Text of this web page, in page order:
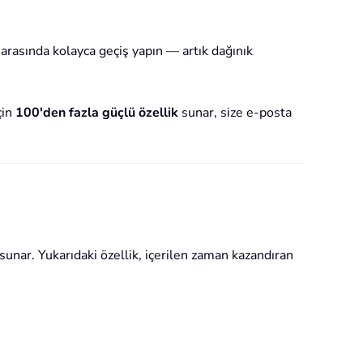
kolayca geçiş yapın — artık dağınık
100'den fazla güçlü özellik sunar, size e-posta
Yukarıdaki özellik, içerilen zaman kazandıran